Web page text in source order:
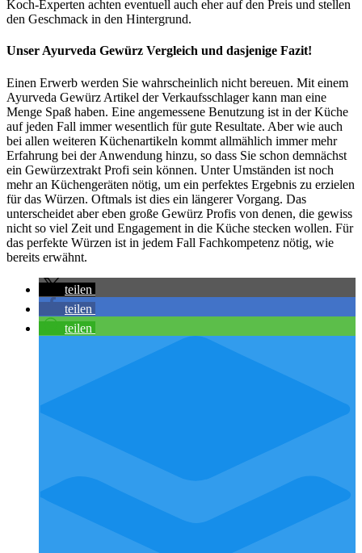
Koch-Experten achten eventuell auch eher auf den Preis und stellen
den Geschmack in den Hintergrund.
Unser Ayurveda Gewürz Vergleich und dasjenige Fazit!
Einen Erwerb werden Sie wahrscheinlich nicht bereuen. Mit einem
Ayurveda Gewürz Artikel der Verkaufsschlager kann man eine
Menge Spaß haben. Eine angemessene Benutzung ist in der Küche
auf jeden Fall immer wesentlich für gute Resultate. Aber wie auch
bei allen weiteren Küchenartikeln kommt allmählich immer mehr
Erfahrung bei der Anwendung hinzu, so dass Sie schon demnächst
ein Gewürzextrakt Profi sein können. Unter Umständen ist noch
mehr an Küchengeräten nötig, um ein perfektes Ergebnis zu erzielen
für das Würzen. Oftmals ist dies ein längerer Vorgang. Das
unterscheidet aber eben große Gewürz Profis von denen, die gewiss
nicht so viel Zeit und Engagement in die Küche stecken wollen. Für
das perfekte Würzen ist in jedem Fall Fachkompetenz nötig, wie
bereits erwähnt.
teilen
teilen
teilen